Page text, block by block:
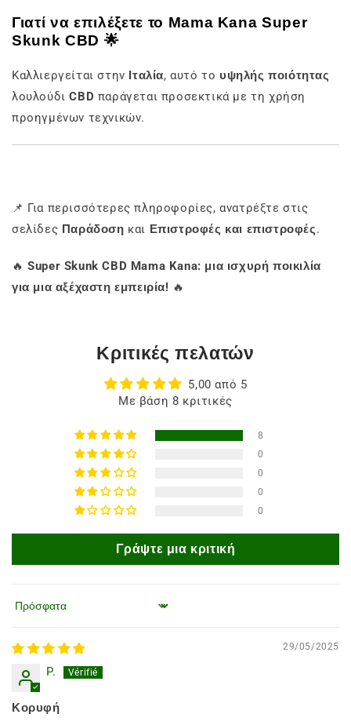
Γιατί να επιλέξετε το Mama Kana Super
Skunk CBD 🌟
Καλλιεργείται στην Ιταλία, αυτό το υψηλής ποιότητας
λουλούδιCBD παράγεται προσεκτικά με τη χρήση
προηγμένων τεχνικών.
📌 Για περισσότερες πληροφορίες, ανατρέξτε στις
σελίδες Παράδοση και Επιστροφές και επιστροφές.
🔥Super Skunk CBD Mama Kana: μια ισχυρή ποικιλία
για μια αξέχαστη εμπειρία! 🔥
Κριτικές πελατών
5,00 από 5
Με βάση 8 κριτικές
8
0
0
0
0
Γράψτε μια κριτική
Ταξινόμηση κατά
29/05/2025
P.
Κορυφή